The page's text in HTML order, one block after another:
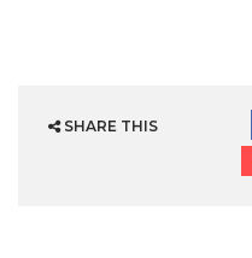
SHARE THIS